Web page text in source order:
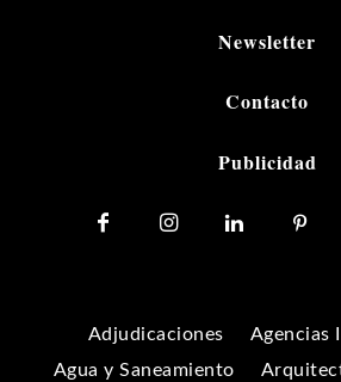
Newsletter
Contacto
Publicidad
Adjudicaciones
Agencias
Agua y Saneamiento